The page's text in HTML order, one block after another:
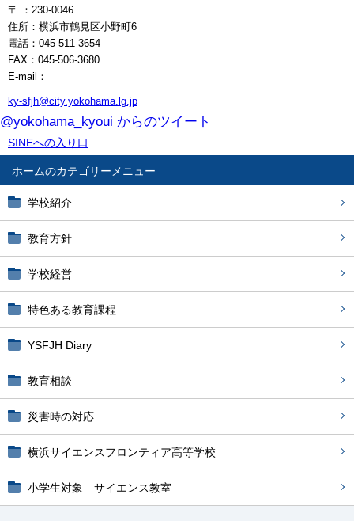
ホーム
学校紹介
教育方針
学校経営
特色ある教育課程
YSFJH Diary
教育相談
災害時の対応
横浜サイエンスフロンティア高等学校
小学生対象 サイエンス教室
〒 ：230-0046
住所：横浜市鶴見区小野町6
電話：045-511-3654
FAX：045-506-3680
E-mail：
ky-sfjh@city.yokohama.lg.jp
@yokohama_kyoui からのツイート
SINEへの入り口